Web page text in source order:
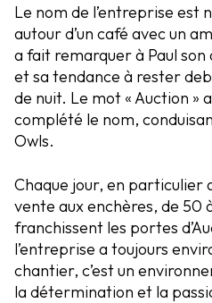
Le nom de l’entreprise est
autour d’un café avec un
a fait remarquer à Paul
et sa tendance à rester
de nuit. Le mot « Auction »
complété le nom,
Owls.
Chaque jour, en particulier
vente aux enchères, de 50
franchissent les portes
l’entreprise a toujours
chantier, c’est un
la détermination et la